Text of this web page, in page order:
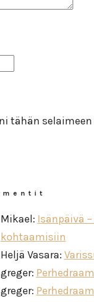
tähän
Mikael: Isänpäivä
kohtaamisiin
Heljä Vasara:
greger:
greger: